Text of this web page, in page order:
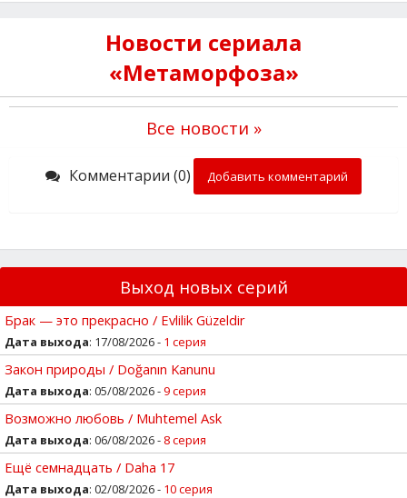
Новости сериала
«Метаморфоза»
Все новости »
Комментарии (0) Добавить комментарий
Выход новых серий
Брак — это прекрасно / Evlilik Güzeldir
Дата выхода: 17/08/2026 - 1 серия
Закон природы / Doğanın Kanunu
Дата выхода: 05/08/2026 -9 серия
Возможно любовь / Muhtemel Ask
Дата выхода: 06/08/2026 - 8 серия
Ещё семнадцать / Daha 17
Дата выхода: 02/08/2026 - 10 серия